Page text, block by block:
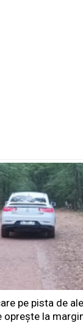
pe pista de
oprește la